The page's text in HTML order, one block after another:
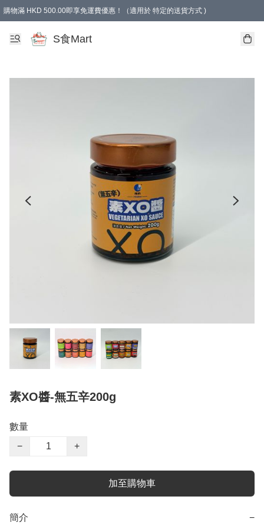
購物滿 HKD 500.00即享免運費優惠！（適用於 特定的送貨方式 )
S食Mart
素XO醬-無五辛200g
數量
−
+
加至購物車
簡介 −